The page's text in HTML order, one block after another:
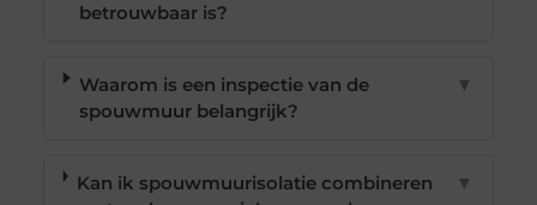
betrouwbaar is?
Waarom is een inspectie van de
spouwmuur belangrijk?
▼
Kan ik spouwmuurisolatie combineren
▼